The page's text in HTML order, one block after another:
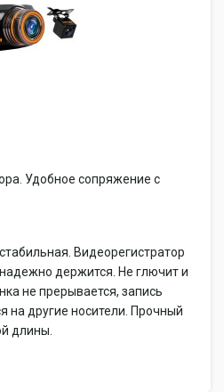
Удобное сопряжение с
Видеорегистратор
держится. Не глючит и
не прерывается, запись
на другие носители. Прочный
длины.